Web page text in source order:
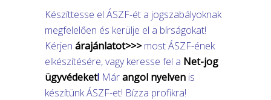
Készíttesse el ÁSZF-ét a jogszabályoknak
megfelelően és kerülje el a bírságokat!
Kérjen árajánlatot>>>most ÁSZF-ének
elkészítésére, vagy keresse fel a Net-jog
ügyvédeket! Márangol nyelven is
készítünk ÁSZF-et! Bízza profikra!